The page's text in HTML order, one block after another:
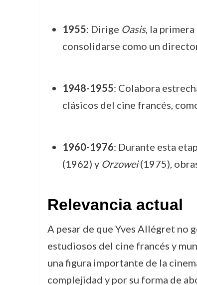
1955: Dirige Oasis, la
consolidarse como un
1948-1955: Colabora
clásicos del cine francés,
1960-1976: Durante esta
(1962) y Orzowei(1975),
Relevancia actual
A pesar de que Yves Allégret no
estudiosos del cine francés y
una figura importante de la
complejidad y por su forma de